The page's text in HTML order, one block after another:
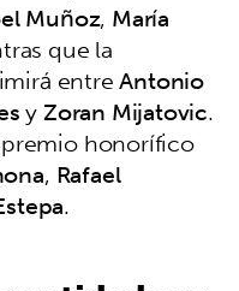
Muñoz, María
que la
entreAntonio
yZoran Mijatovic.
honorífico
, Rafael
.